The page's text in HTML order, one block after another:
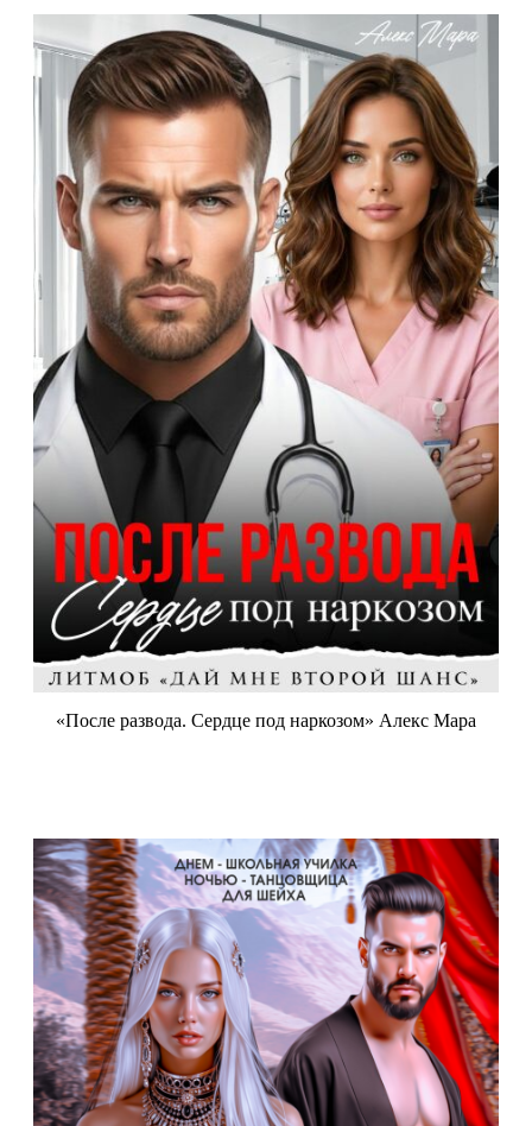
«После развода. Сердце под наркозом» Алекс Мара